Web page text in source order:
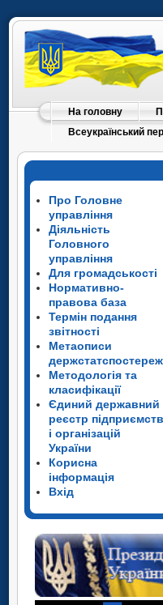
На головну
Всеукраїнський
Про Головне
управління
Діяльність
Головного
управління
Для громадськості
Нормативно-
правова база
Термін подання
звітності
Метаописи
Методологія та
класифікації
Єдиний державний
реєстр підприємств
і організацій
України
Корисна
інформація
Вхід